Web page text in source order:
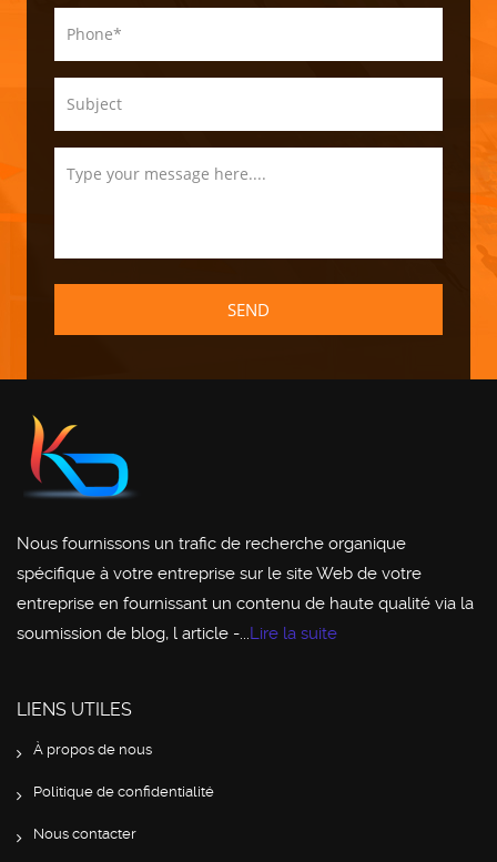
SEND
Nous fournissons un trafic de recherche organique
spécifique à votre entreprise sur le site Web de votre
entreprise en fournissant un contenu de haute qualité via la
soumission de blog, l article -...Lire la suite
LIENS UTILES
À propos de nous
Politique de confidentialité
Nous contacter